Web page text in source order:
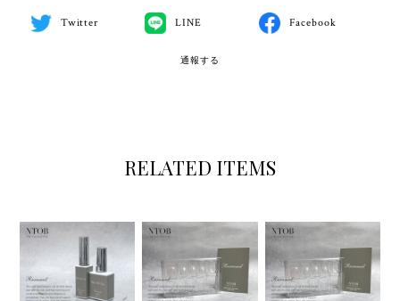
Twitter LINE Facebook
通報する
RELATED ITEMS